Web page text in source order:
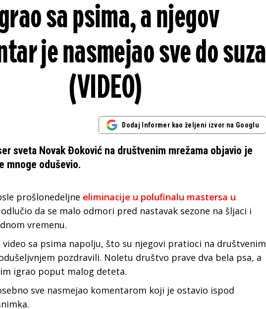
sa psima, a njegov
je nasmejao sve do suza
(VIDEO)
Dodaj Informer kao željeni izvor na Googlu
sveta Novak Đoković na društvenim mrežama objavio je
mnoge oduševio.
prošlonedeljne eliminacije u polufinalu mastersa u
odlučio da se malo odmori pred nastavak sezone na šljaci i
vremenu.
video sa psima napolju, što su njegovi pratioci na društvenim
pozdravili. Noletu društvo prave dva bela psa, a
igrao poput malog deteta.
sve nasmejao komentarom koji je ostavio ispod